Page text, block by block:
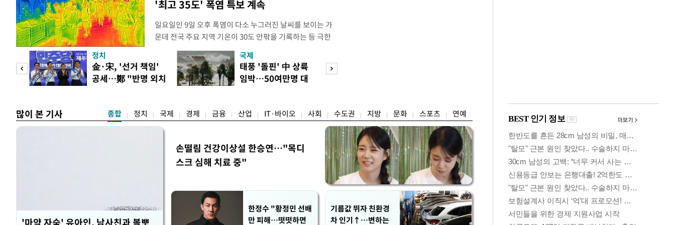
'최고 35도' 폭염 특보 계속
일요일인 9일 오후 폭염이 다소 누그러진 날씨를 보이는 가
운데 전국 주요 지역 기온이 30도 안팎을 기록하는 등 극한
더위가 꺾인 분위기다. 기상청에 따르면 이날 오후 4시 경기
도(오산, 안성, 용인남부, 여주동남부), 전라남도(담양, 장성,
화순, 보성, 광양, 강진, 영암, 신안(흑산면제외), 영광(낙월
면 제외), 곡성북부, 곡성남부, 해남북부,
피
정치
金·宋, '선거 책임'
공세…鄭 "반명 외치
국제
태풍 '돌핀' 中 상륙
임박…50여만명 대
많이 본 기사 종합 정치 국제 경제 금융 산업 IT·바이오 사회 수도권 지방 문화 스포츠 연예
'마약 자숙' 유아인, 남사친과 볼뽀
손떨림 건강이상설 한승연…"목디
스크 심해 치료 중"
한정수 "황정민 선배
만 피해…떳떳하면
기름값 뛰자 친환경
차 인기↑…변하는